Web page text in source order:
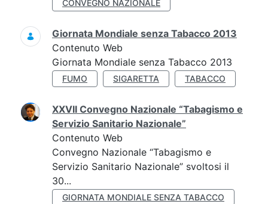
CONVEGNO NAZIONALE
Giornata Mondiale senza Tabacco 2013
Contenuto Web
Giornata Mondiale senza Tabacco 2013
FUMO SIGARETTA TABACCO
XXVII Convegno Nazionale “Tabagismo e
Servizio Sanitario Nazionale”
Contenuto Web
Convegno Nazionale “Tabagismo e
Servizio Sanitario Nazionale” svoltosi il
30...
GIORNATA MONDIALE SENZA TABACCO